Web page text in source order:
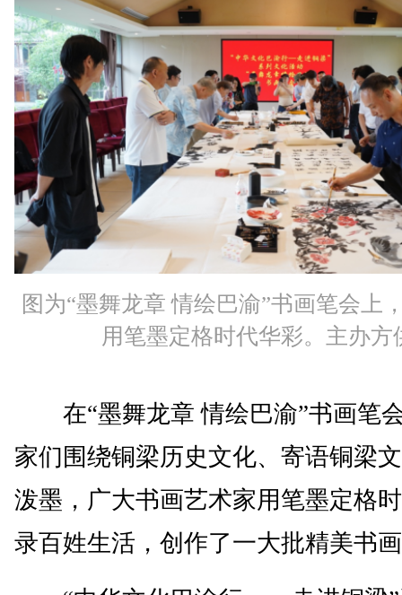
图为“墨舞龙章 情绘巴渝”书画笔会上
用笔墨定格时代华彩。主办方
在“墨舞龙章 情绘巴渝”书画笔
家们围绕铜梁历史文化、寄语铜梁
泼墨，广大书画艺术家用笔墨定格
录百姓生活，创作了一大批精美书